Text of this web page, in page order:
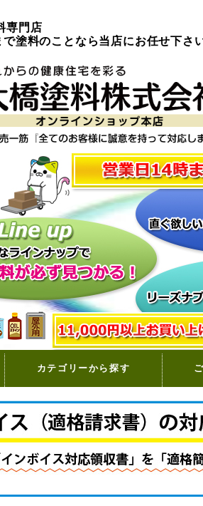
専門店
で塗料のことなら当店にお任せ下さ
カテゴリーから探す